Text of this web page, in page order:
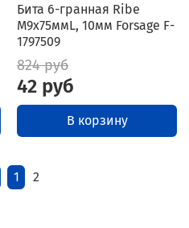
Бита 6-гранная Ribe
M9х75ммL, 10мм Forsage F-
1797509
824 руб
42 руб
В корзину
1 2